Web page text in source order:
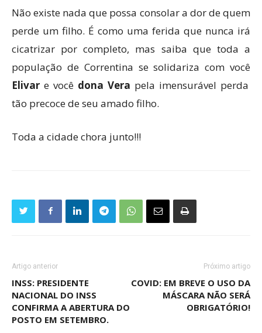
Não existe nada que possa consolar a dor de quem
perde um filho. É como uma ferida que nunca irá
cicatrizar por completo, mas saiba que toda a
população de Correntina se solidariza com você
Elivar e você dona Vera pela imensurável perda
tão precoce de seu amado filho.
Toda a cidade chora junto!!!
Artigo anterior
INSS: PRESIDENTE
NACIONAL DO INSS
CONFIRMA A ABERTURA DO
POSTO EM SETEMBRO.
Próximo artigo
COVID: EM BREVE O USO DA
MÁSCARA NÃO SERÁ
OBRIGATÓRIO!